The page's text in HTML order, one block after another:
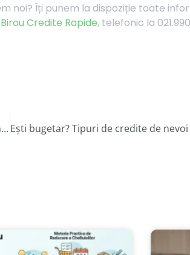
noi? Îți punem la dispoziție toate
Credite Rapide, telefonic la
Inflația și scumpirile continuă să ne afecteze. Cum putem face față ratelor dobânzilor la credite?